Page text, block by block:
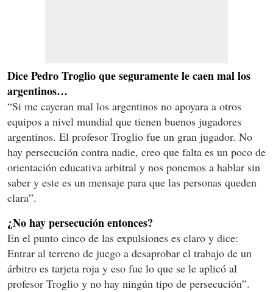
Dice Pedro Troglio que seguramente le caen mal los
argentinos…
“Si me cayeran mal los argentinos no apoyara a otros
equipos a nivel mundial que tienen buenos jugadores
argentinos. El profesor Troglio fue un gran jugador. No
hay persecución contra nadie, creo que falta es un poco de
orientación educativa arbitral y nos ponemos a hablar sin
saber y este es un mensaje para que las personas queden
clara”.
¿No hay persecución entonces?
En el punto cinco de las expulsiones es claro y dice:
Entrar al terreno de juego a desaprobar el trabajo de un
árbitro es tarjeta roja y eso fue lo que se le aplicó al
profesor Troglio y no hay ningún tipo de persecución”.